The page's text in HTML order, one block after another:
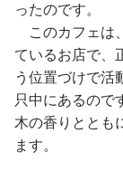
ったのです。
このカフェは
ているお店で、
う位置づけで活
只中にあるので
木の香りととも
ます。